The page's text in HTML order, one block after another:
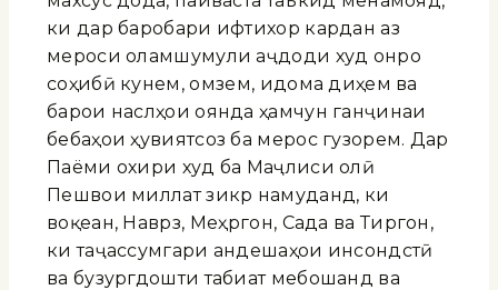
ки дар баробари ифтихор кардан аз
мероси оламшумули аҷдоди худ онро
соҳибӣ кунем, омӯзем, идома диҳем ва
барои наслҳои оянда ҳамчун ганҷинаи
бебаҳои ҳувиятсоз ба мерос гузорем. Дар
Паёми охири худ ба Маҷлиси олӣ
Пешвои миллат зикр намуданд, ки
воқеан, Наврӯз, Меҳргон, Сада ва Тиргон,
ки таҷассумгари андешаҳои инсондӯстӣ
ва бузургдошти табиат мебошанд ва